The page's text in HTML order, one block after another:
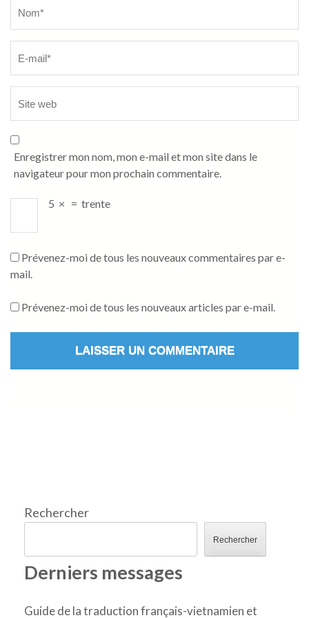
Enregistrer mon nom, mon e-mail et mon site dans le
navigateur pour mon prochain commentaire.
5 × = trente
Prévenez-moi de tous les nouveaux commentaires par e-
mail.
Prévenez-moi de tous les nouveaux articles par e-mail.
Rechercher
Rechercher
Derniers messages
Guide de la traduction français-vietnamien et